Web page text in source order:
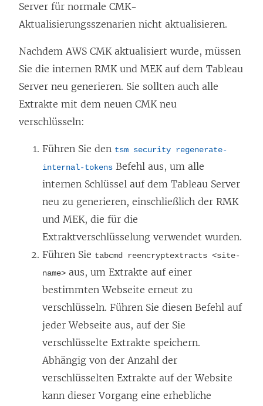
u
e
F
e
t
e
Server für normale CMK-
Aktualisierungsszenarien nicht aktualisieren.
Nachdem AWS CMK aktualisiert wurde, müssen
Sie die internen RMK und MEK auf dem Tableau
Server neu generieren. Sie sollten auch alle
Extrakte mit dem neuen CMK neu
verschlüsseln:
Führen Sie den tsm security regenerate-
internal-tokens Befehl aus, um alle
internen Schlüssel auf dem Tableau Server
neu zu generieren, einschließlich der RMK
und MEK, die für die
Extraktverschlüsselung verwendet wurden.
Führen Sie tabcmd reencryptextracts <site-
name> aus, um Extrakte auf einer
bestimmten Webseite erneut zu
verschlüsseln. Führen Sie diesen Befehl auf
jeder Webseite aus, auf der Sie
verschlüsselte Extrakte speichern.
Abhängig von der Anzahl der
verschlüsselten Extrakte auf der Website
kann dieser Vorgang eine erhebliche